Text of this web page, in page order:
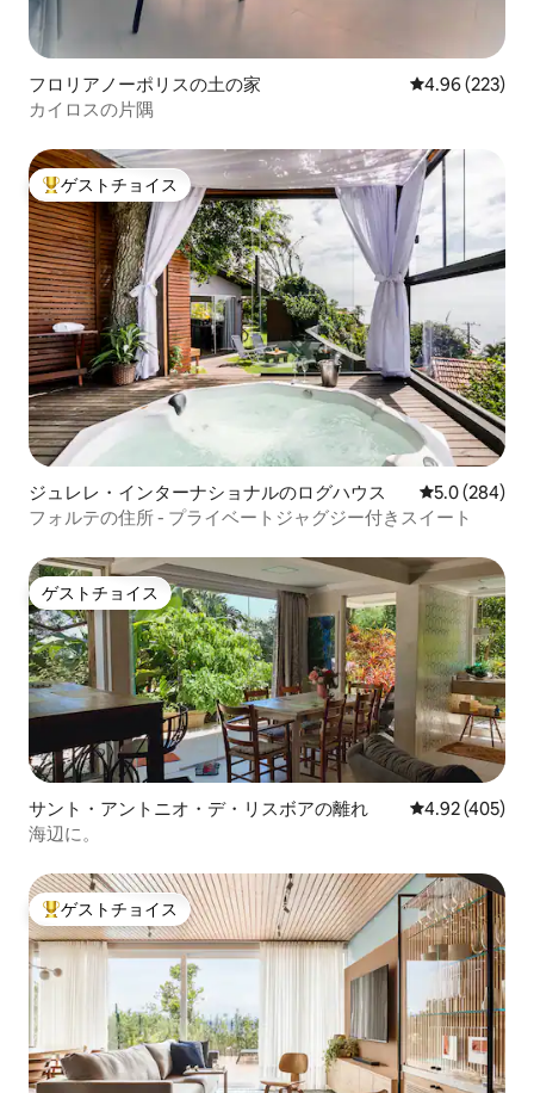
フロリアノーポリスの土の家 レビュー223
4.96 (223)
カイロスの片隅
大好評のゲストチョイスです。
ゲストチョイス
ジュレレ・インターナショナルのログハウス レビュー284
5.0 (284)
フォルテの住所 - プライベートジャグジー付きスイート
ゲストチョイス
ゲストチョイス
サント・アントニオ・デ・リスボアの離れ レビュー405
4.92 (405)
海辺に。
大好評のゲストチョイスです。
ゲストチョイス